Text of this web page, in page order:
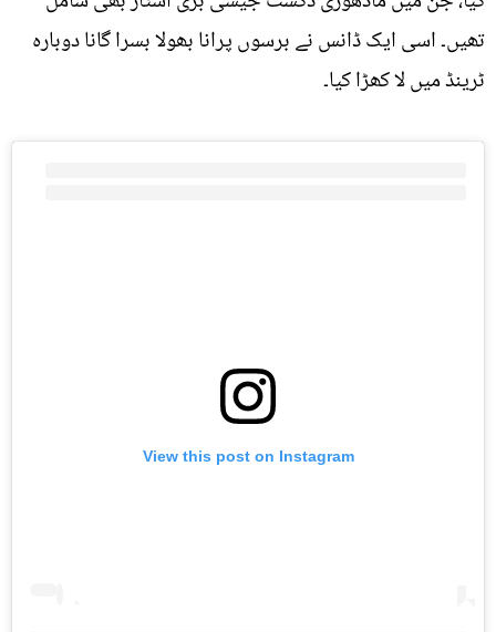
تھیں۔ اسی ایک ڈانس نے برسوں پرانا بھولا بسرا گانا دوبارہ
ٹرینڈ میں لا کھڑا کیا۔
View this post on Instagram